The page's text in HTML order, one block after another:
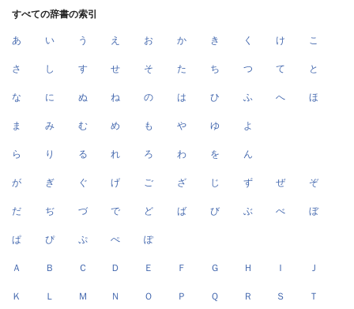
すべての辞書の索引
あ い う え お か き く け こ
さ し す せ そ た ち つ て と
な に ぬ ね の は ひ ふ へ ほ
ま み む め も や ゆ よ
ら り る れ ろ わ を ん
が ぎ ぐ げ ご ざ じ ず ぜ ぞ
だ ぢ づ で ど ば び ぶ べ ぼ
ぱ ぴ ぷ ぺ ぽ
Ａ Ｂ Ｃ Ｄ Ｅ Ｆ Ｇ Ｈ Ｉ Ｊ
Ｋ Ｌ Ｍ Ｎ Ｏ Ｐ Ｑ Ｒ Ｓ Ｔ